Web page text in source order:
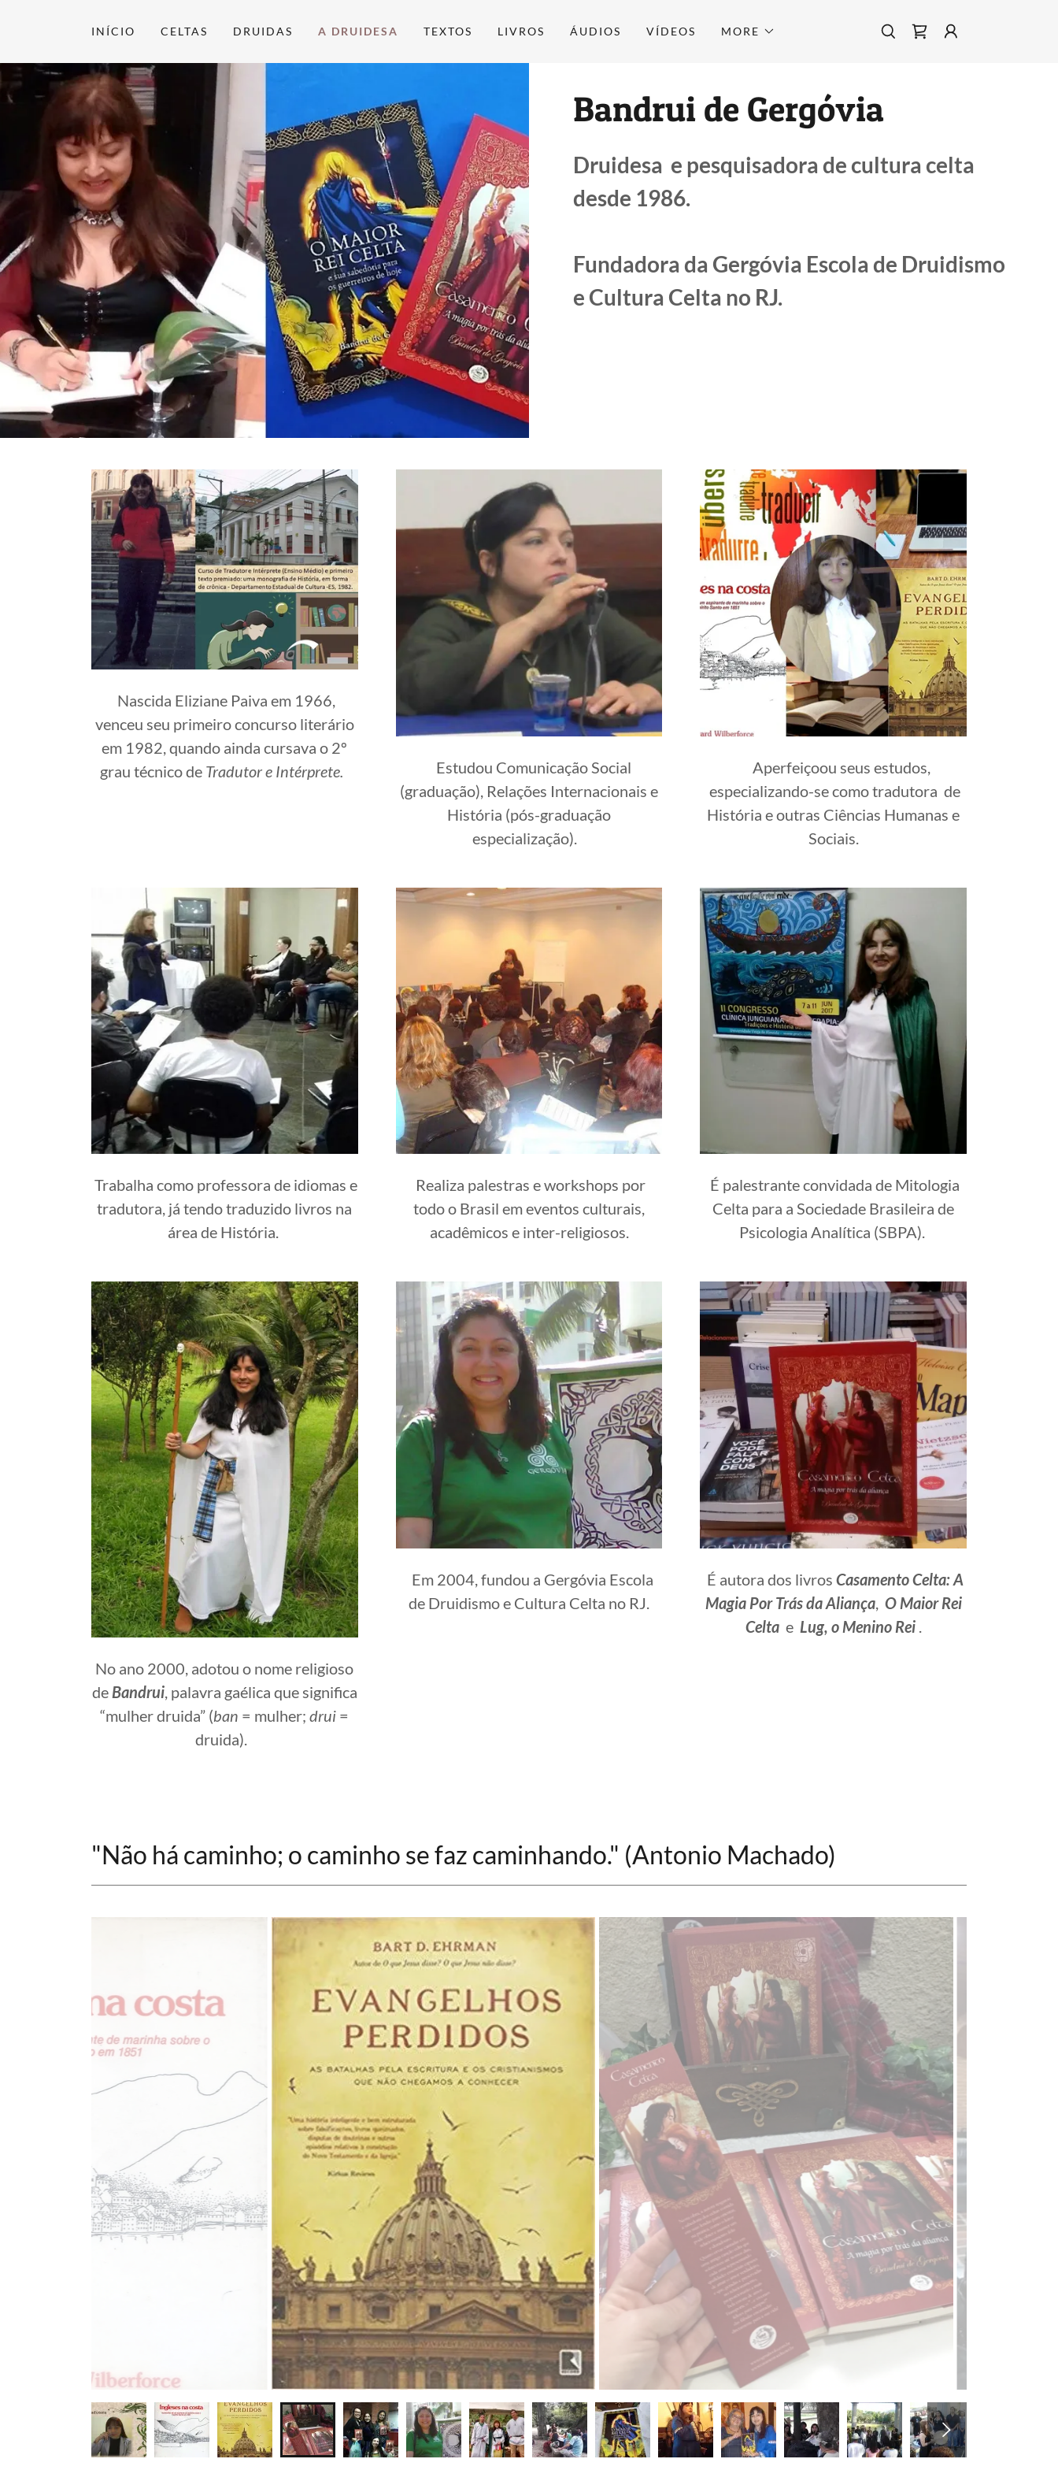
INÍCIO CELTAS DRUIDAS A DRUIDESA TEXTOS LIVROS ÁUDIOS VÍDEOS MORE
Bandrui de Gergóvia
Druidesa e pesquisadora de cultura celta
desde 1986.
Fundadora da Gergóvia Escola de Druidismo
e Cultura Celta no RJ.
Nascida Eliziane Paiva em 1966,
venceu seu primeiro concurso literário
em 1982, quando ainda cursava o 2º
grau técnico de Tradutor e Intérprete.
Estudou Comunicação Social
(graduação), Relações Internacionais e
História (pós-graduação
especialização).
Aperfeiçoou seus estudos,
especializando-se como tradutora de
História e outras Ciências Humanas e
Sociais.
Trabalha como professora de idiomas e
tradutora, já tendo traduzido livros na
área de História.
Realiza palestras e workshops por
todo o Brasil em eventos culturais,
acadêmicos e inter-religiosos.
É palestrante convidada de Mitologia
Celta para a Sociedade Brasileira de
Psicologia Analítica (SBPA).
No ano 2000, adotou o nome religioso
de Bandrui, palavra gaélica que significa
“mulher druida” (ban = mulher;drui =
druida).
Em 2004, fundou a Gergóvia Escola
de Druidismo e Cultura Celta no RJ.
É autora dos livros Casamento Celta: A
Magia Por Trás da Aliança, O Maior Rei
Celtae Lug, o Menino Rei.
"Não há caminho; o caminho se faz caminhando." (Antonio Machado)